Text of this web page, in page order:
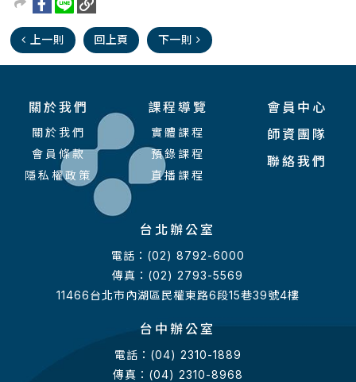
上一則 回上頁 下一則
關於我們
關於我們
會員條款
隱私權政策
課程導覽
實體課程
預錄課程
直播課程
會員中心
師資團隊
聯絡我們
台北辦公室
電話：(02) 8792-6000
傳真：(02) 2793-5569
11466台北市內湖區民權東路6段15巷39號4樓
台中辦公室
電話：(04) 2310-1889
傳真：(04) 2310-8968